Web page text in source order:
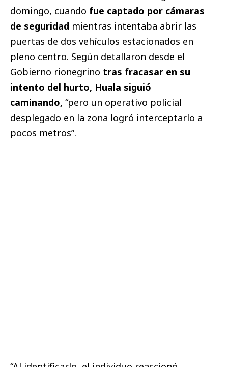
domingo, cuando fue captado por cámaras
de seguridad mientras intentaba abrir las
puertas de dos vehículos estacionados en
pleno centro. Según detallaron desde el
Gobierno rionegrino tras fracasar en su
intento del hurto, Huala siguió
caminando, “pero un operativo policial
desplegado en la zona logró interceptarlo a
pocos metros”.